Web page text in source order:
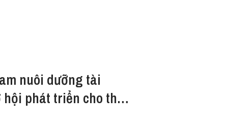
nuôi dưỡng tài
phát triển cho thế